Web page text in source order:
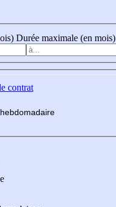
Durée maximale (en mois)
contrat
madaire